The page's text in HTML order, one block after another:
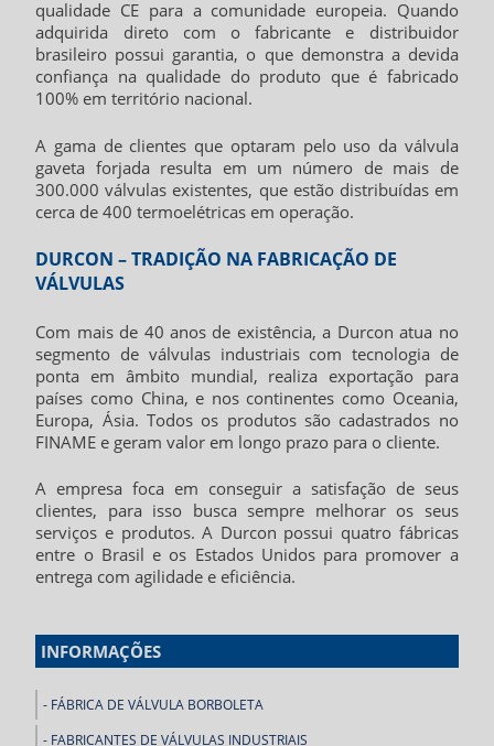
qualidade CE para a comunidade europeia. Quando
adquirida direto com o fabricante e distribuidor
brasileiro possui garantia, o que demonstra a devida
confiança na qualidade do produto que é fabricado
100% em território nacional.
A gama de clientes que optaram pelo uso da válvula
gaveta forjada resulta em um número de mais de
300.000 válvulas existentes, que estão distribuídas em
cerca de 400 termoelétricas em operação.
DURCON – TRADIÇÃO NA FABRICAÇÃO DE
VÁLVULAS
Com mais de 40 anos de existência, a Durcon atua no
segmento de válvulas industriais com tecnologia de
ponta em âmbito mundial, realiza exportação para
países como China, e nos continentes como Oceania,
Europa, Ásia. Todos os produtos são cadastrados no
FINAME e geram valor em longo prazo para o cliente.
A empresa foca em conseguir a satisfação de seus
clientes, para isso busca sempre melhorar os seus
serviços e produtos. A Durcon possui quatro fábricas
entre o Brasil e os Estados Unidos para promover a
entrega com agilidade e eficiência.
INFORMAÇÕES
FÁBRICA DE VÁLVULA BORBOLETA
FABRICANTES DE VÁLVULAS INDUSTRIAIS